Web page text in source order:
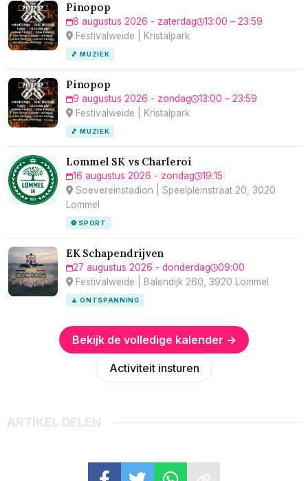
Pinopop
8 augustus 2026 - zaterdag
13:00 – 23:59
Festivalweide | Kristalpark
🎵 MUZIEK
Pinopop
9 augustus 2026 - zondag
13:00 – 23:59
Festivalweide | Kristalpark
🎵 MUZIEK
Lommel SK vs Charleroi
16 augustus 2026 - zondag
19:15
Soevereinstadion | Speelpleinstraat 20, 3020
Lommel
⚽ SPORT
EK Schapendrijven
27 augustus 2026 - donderdag
09:00
Festivalweide | Balendijk 260, 3920 Lommel
🧘 ONTSPANNING
Bekijk de volledige kalender →
Activiteit insturen
ARTIKEL DELEN